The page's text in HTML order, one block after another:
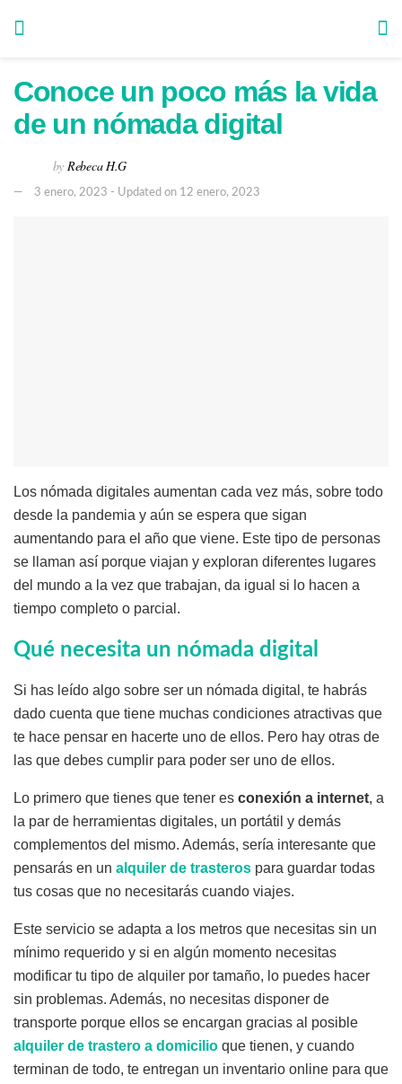
Conoce un poco más la vida
de un nómada digital
by Rebeca H.G
3 enero, 2023 - Updated on 12 enero, 2023
Los nómada digitales aumentan cada vez más, sobre todo
desde la pandemia y aún se espera que sigan
aumentando para el año que viene. Este tipo de personas
se llaman así porque viajan y exploran diferentes lugares
del mundo a la vez que trabajan, da igual si lo hacen a
tiempo completo o parcial.
Qué necesita un nómada digital
Si has leído algo sobre ser un nómada digital, te habrás
dado cuenta que tiene muchas condiciones atractivas que
te hace pensar en hacerte uno de ellos. Pero hay otras de
las que debes cumplir para poder ser uno de ellos.
Lo primero que tienes que tener es conexión a internet, a
la par de herramientas digitales, un portátil y demás
complementos del mismo. Además, sería interesante que
pensarás en un alquiler de trasteros para guardar todas
tus cosas que no necesitarás cuando viajes.
Este servicio se adapta a los metros que necesitas sin un
mínimo requerido y si en algún momento necesitas
modificar tu tipo de alquiler por tamaño, lo puedes hacer
sin problemas. Además, no necesitas disponer de
transporte porque ellos se encargan gracias al posible
alquiler de trastero a domicilio que tienen, y cuando
terminan de todo, te entregan un inventario online para que